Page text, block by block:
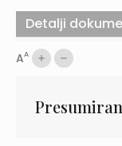
AA
Detalji